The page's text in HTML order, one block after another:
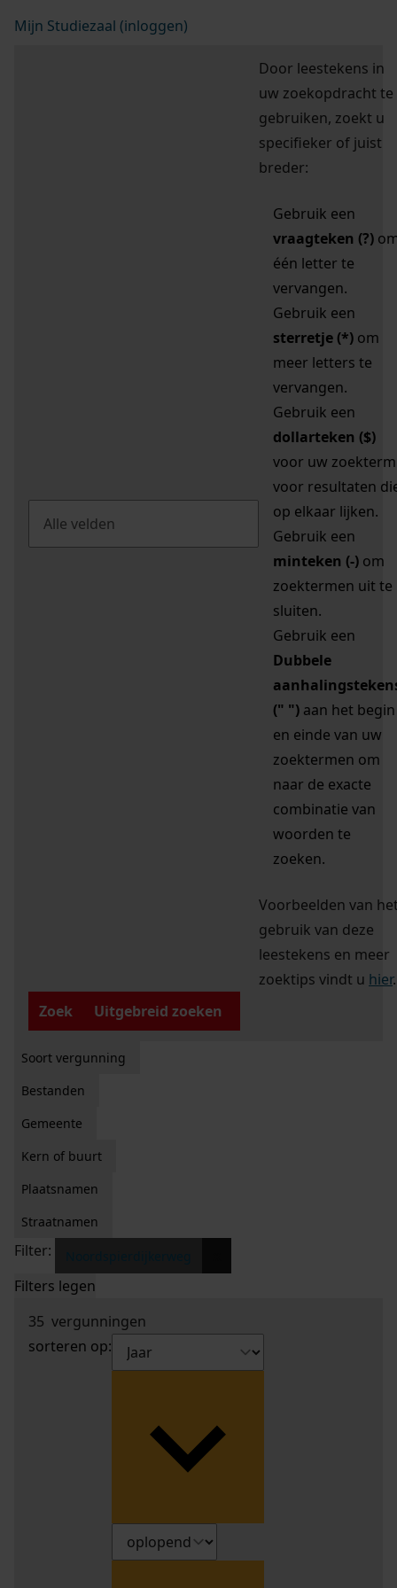
Mijn Studiezaal (inloggen)
Door leestekens in
uw zoekopdracht te
gebruiken, zoekt u
specifieker of juist
breder:
Gebruik een
vraagteken (?)
één letter te
vervangen.
Gebruik een
sterretje (*) om
meer letters te
vervangen.
Gebruik een
dollarteken ($)
voor uw zoekterm
voor resultaten
op elkaar lijken.
Gebruik een
minteken (-) om
zoektermen uit te
sluiten.
Gebruik een
Dubbele
(" ") aan het begin
en einde van uw
zoektermen om
naar de exacte
combinatie van
woorden te
zoeken.
Voorbeelden van
gebruik van deze
leestekens en meer
zoektips vindt u hier.
Zoek
Uitgebreid zoeken
Soort vergunning
Bestanden
Gemeente
Kern of buurt
Plaatsnamen
Straatnamen
Filter:
Filters legen
35 vergunningen
sorteren op: